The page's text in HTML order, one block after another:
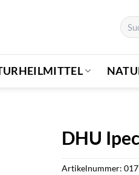
nach:
DHU
Artikelnummer: